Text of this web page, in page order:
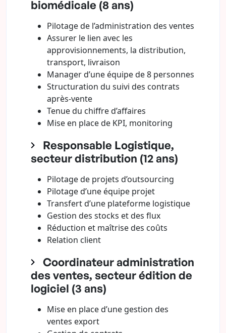
biomédicale (8 ans)
Pilotage de l’administration des ventes
Assurer le lien avec les
approvisionnements, la distribution,
transport, livraison
Manager d’une équipe de 8 personnes
Structuration du suivi des contrats
après-vente
Tenue du chiffre d’affaires
Mise en place de KPI, monitoring
Responsable Logistique,
secteur distribution (12 ans)
Pilotage de projets d’outsourcing
Pilotage d’une équipe projet
Transfert d’une plateforme logistique
Gestion des stocks et des flux
Réduction et maîtrise des coûts
Relation client
Coordinateur administration
des ventes, secteur édition de
logiciel (3 ans)
Mise en place d’une gestion des
ventes export